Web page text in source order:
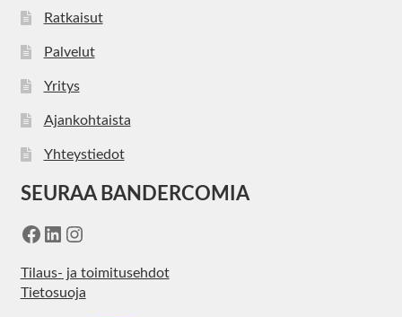
Ratkaisut
Palvelut
Yritys
Ajankohtaista
Yhteystiedot
SEURAA BANDERCOMIA
Facebook
LinkedIn
Instagram
Tilaus- ja toimitusehdot
Tietosuoja